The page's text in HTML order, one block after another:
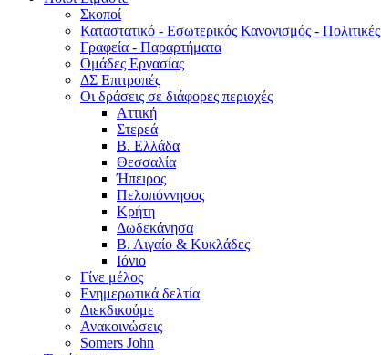
Σκοποί
Καταστατικό - Εσωτερικός Κανονισμός - Πολιτικές
Γραφεία - Παραρτήματα
Ομάδες Εργασίας
ΔΣ Επιτροπές
Οι δράσεις σε διάφορες περιοχές
Αττική
Στερεά
Β. Ελλάδα
Θεσσαλία
Ήπειρος
Πελοπόννησος
Κρήτη
Δωδεκάνησα
Β. Αιγαίο & Κυκλάδες
Ιόνιο
Γίνε μέλος
Ενημερωτικά δελτία
Διεκδικούμε
Ανακοινώσεις
Somers John